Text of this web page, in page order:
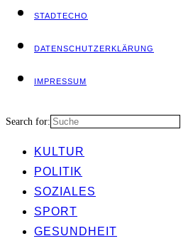
STADT­ECHO
DATEN­SCHUTZ­ER­KLÄ­RUNG
IMPRES­SUM
Search for:
KUL­TUR
POLI­TIK
SOZIA­LES
SPORT
GESUND­HEIT